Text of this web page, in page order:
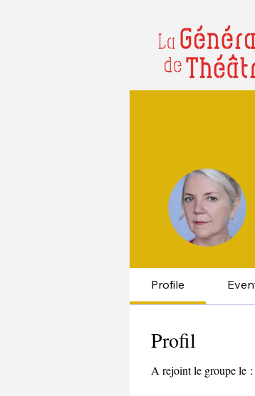
Profile
Profil
A rejoint le groupe le